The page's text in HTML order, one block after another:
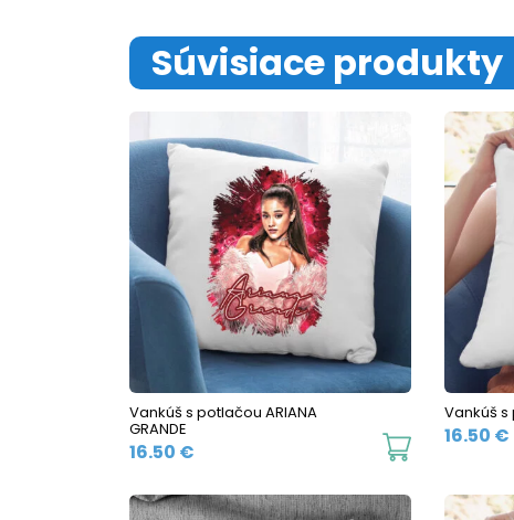
Súvisiace produkty
Vankúš s potlačou ARIANA
GRANDE
16.50 €
Vankúš s
16.50 €